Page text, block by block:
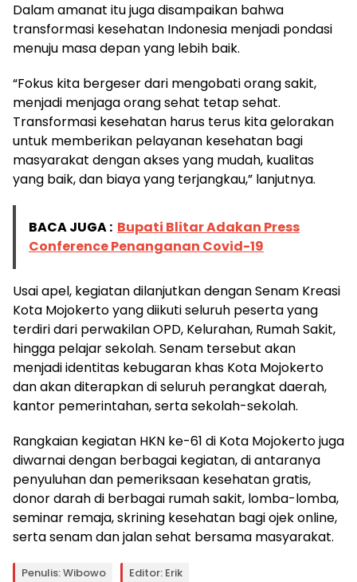
Dalam amanat itu juga disampaikan bahwa
transformasi kesehatan Indonesia menjadi pondasi
menuju masa depan yang lebih baik.
“Fokus kita bergeser dari mengobati orang sakit,
menjadi menjaga orang sehat tetap sehat.
Transformasi kesehatan harus terus kita gelorakan
untuk memberikan pelayanan kesehatan bagi
masyarakat dengan akses yang mudah, kualitas
yang baik, dan biaya yang terjangkau,” lanjutnya.
BACA JUGA : Bupati Blitar Adakan Press
Conference Penanganan Covid-19
Usai apel, kegiatan dilanjutkan dengan Senam Kreasi
Kota Mojokerto yang diikuti seluruh peserta yang
terdiri dari perwakilan OPD, Kelurahan, Rumah Sakit,
hingga pelajar sekolah. Senam tersebut akan
menjadi identitas kebugaran khas Kota Mojokerto
dan akan diterapkan di seluruh perangkat daerah,
kantor pemerintahan, serta sekolah-sekolah.
Rangkaian kegiatan HKN ke-61 di Kota Mojokerto juga
diwarnai dengan berbagai kegiatan, di antaranya
penyuluhan dan pemeriksaan kesehatan gratis,
donor darah di berbagai rumah sakit, lomba-lomba,
seminar remaja, skrining kesehatan bagi ojek online,
serta senam dan jalan sehat bersama masyarakat.
Penulis: Wibowo Editor: Erik